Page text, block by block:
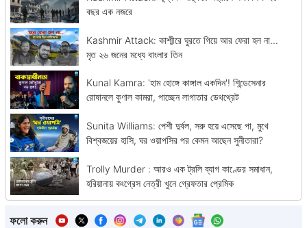
বছর এক নজরে
Kashmir Attack: কাশ্মীরে ঘুরতে গিয়ে আর ফেরা হল না...
মৃত ২৬ জনের মধ্যে বাংলার তিন
Kunal Kamra: 'হাম হোঙ্গে কাঙ্গাল একদিন'! শিন্ডেসেনার
রোষানলে কুণাল কামরা, পাচ্ছেন লাগাতার ডেথথ্রেট
Sunita Williams: পেশী দুর্বল, সরু হয়ে এসেছে পা, মুখে
বিশ্বজয়ের হাসি, ঘর ওয়াপসির পর কেমন আছেন সুনীতারা?
Trolly Murder : আরও এক ট্রলি ব্যাগ কাণ্ডের সমাধান,
হরিয়ানায় কংগ্রেস নেত্রী খুনে গ্রেফতার প্রেমিক
ফলো করুন